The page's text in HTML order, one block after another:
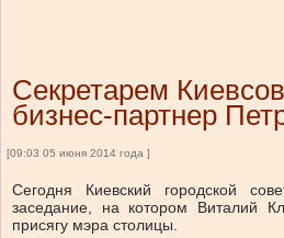
Секретарем
бизнес-партнер
[09:03 05 июня 2014 года ]
Сегодня Киевский городской
заседание, на котором Виталий
присягу мэра столицы.